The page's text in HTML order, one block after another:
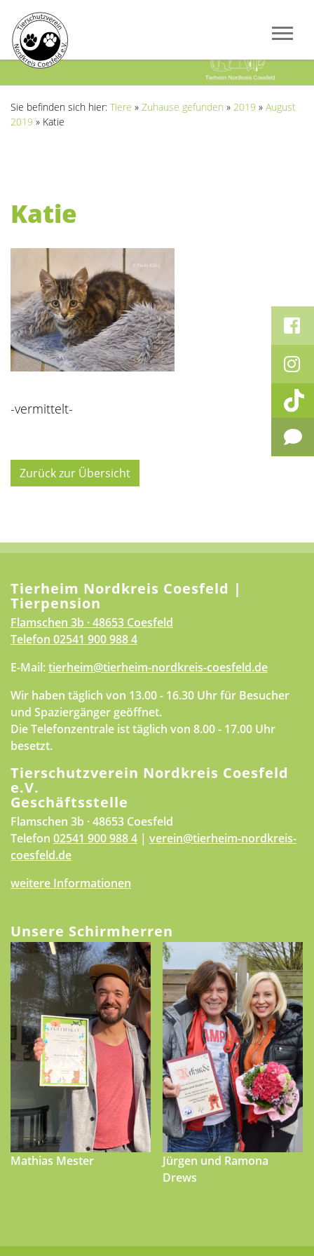
Sie befinden sich hier: Tiere » Zuhause gefunden » 2019 » August
2019 » Katie
Katie
-vermittelt-
Zurück zur Übersicht
Tierheim Nordkreis Coesfeld |
Tierpension
Flamschen 3b · 48653 Coesfeld
Telefon 02541 900 988 4
E-Mail:tierheim@tierheim-nordkreis-coesfeld.de
Wir haben täglich von 13.00 - 16.30 Uhr für Besucher
und Spaziergänger geöffnet.
Die Telefonzentrale ist täglich von 8.00 - 17.00 Uhr
besetzt.
Tierschutzverein Nordkreis Coesfeld
e.V.
Geschäftsstelle
Flamschen 3b · 48653 Coesfeld
Telefon 02541 900 988 4 | verein@tierheim-nordkreis-
coesfeld.de
weitere Informationen
Unsere Schirmherren
Mathias Mester
Jürgen und Ramona
Drews